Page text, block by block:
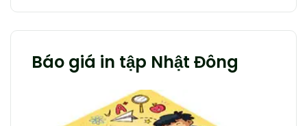
Báo giá in tập Nhật Đông